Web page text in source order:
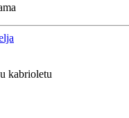
kabrioletu